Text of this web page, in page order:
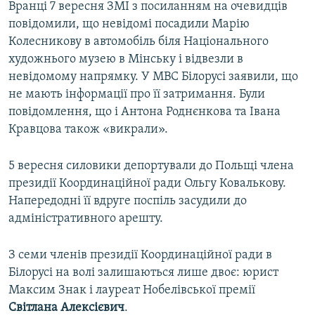
Вранці 7 вересня ЗМІ з посиланням на очевидців
повідомили, що невідомі посадили Марію
Колесникову в автомобіль біля Національного
художнього музею в Мінську і відвезли в
невідомому напрямку. У МВС Білорусі заявили, що
не мають інформації про її затримання. Були
повідомлення, що і Антона Роднєнкова та Івана
Кравцова також «викрали».
5 вересня силовики депортували до Польщі члена
президії Координаційної ради Ольгу Ковалькову.
Напередодні її вдруге поспіль засудили до
адміністративного арешту.
З семи членів президії Координаційної ради в
Білорусі на волі залишаються лише двоє: юрист
Максим Знак і лауреат Нобелівської премії
Світлана Алексієвич.